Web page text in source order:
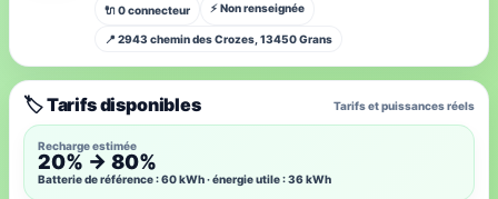
🔌 0 connecteur ⚡ Non renseignée
📍 2943 chemin des Crozes, 13450 Grans
🏷️ Tarifs disponibles Tarifs et puissances réels
Recharge estimée
20% → 80%
Batterie de référence : 60 kWh · énergie utile : 36 kWh